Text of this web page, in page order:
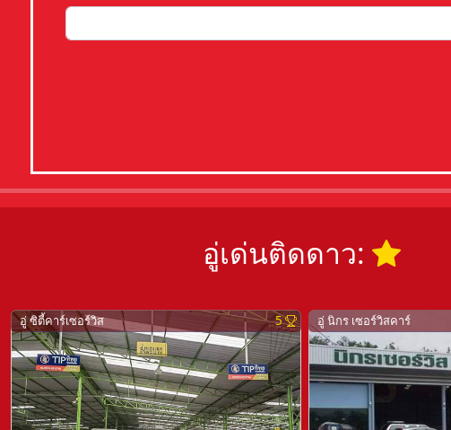
อู่เด่นติดดาว:
อู่ ซิตี้คาร์เซอร์วิส 5 อู่ นิกร เซอร์วิสคาร์